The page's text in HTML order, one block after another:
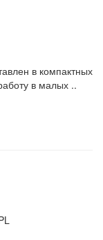
в компактных
в малых ..